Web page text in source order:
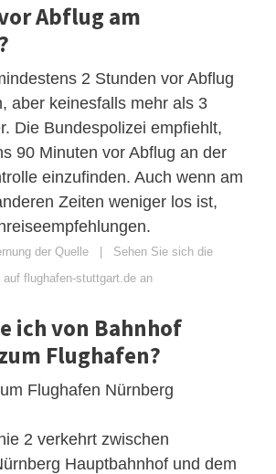
Abflug am
2 Stunden vor Abflug
aber keinesfalls mehr als 3
Die Bundespolizei empfiehlt,
90 Minuten vor Abflug an der
einzufinden. Auch wenn am
Zeiten weniger los ist,
der Quelle | Sehen Sie sich die
flughafen-stuttgart.de an
ich von Bahnhof
Flughafen?
Flughafen Nürnberg
2 verkehrt zwischen
Hauptbahnhof und dem